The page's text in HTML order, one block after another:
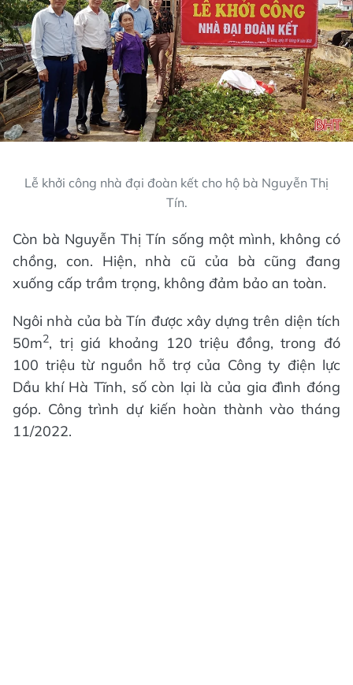
Lễ khởi công nhà đại đoàn kết cho hộ bà Nguyễn Thị
Tín.
Còn bà Nguyễn Thị Tín sống một mình, không có
chồng, con. Hiện, nhà cũ của bà cũng đang
xuống cấp trầm trọng, không đảm bảo an toàn.
Ngôi nhà của bà Tín được xây dựng trên diện tích
50m2, trị giá khoảng 120 triệu đồng, trong đó
100 triệu từ nguồn hỗ trợ của Công ty điện lực
Dầu khí Hà Tĩnh, số còn lại là của gia đình đóng
góp. Công trình dự kiến hoàn thành vào tháng
11/2022.